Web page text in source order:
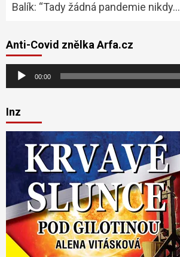
Balík: “Tady žádná pandemie nikdy…
Anti-Covid znělka Arfa.cz
Audio
přehrávač
00:00
Inz